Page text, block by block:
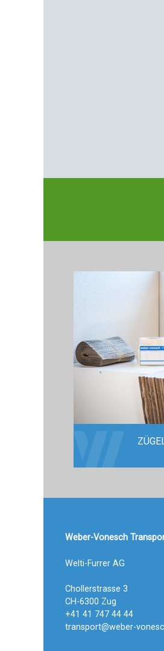
Weber-Vonesch
Welti-Furrer AG
Chollerstrasse 3
CH-6300 Zug
+41 41 747 44 44
transport@weber-